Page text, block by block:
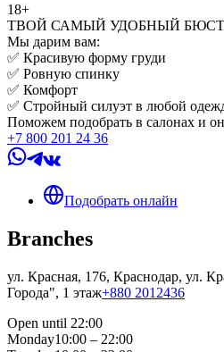
18+
ТВОЙ САМЫЙ УДОБНЫЙ
Мы дарим вам:
✅ Красивую форму груди
✅ Ровную спинку
✅ Комфорт
✅ Стройный силуэт в любой
Поможем подобрать в салонах и
+7 800 201 24 36
Подобрать онлайн
Branches
ул. Красная, 176, Краснодар, ул.
Города", 1 этаж+880 2012436
Open until 22:00
Monday10:00 – 22:00